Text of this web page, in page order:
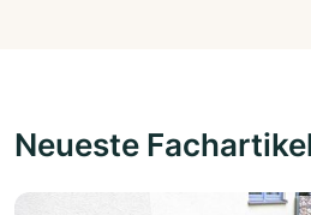
Neueste Fachartikel